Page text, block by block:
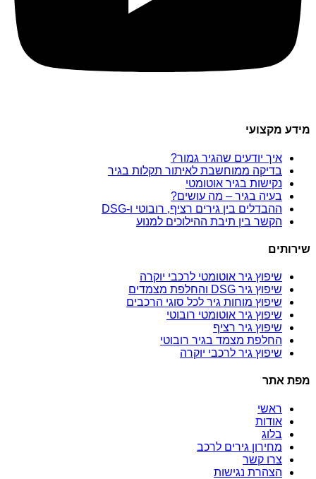
מידע מקצועי
איך יודעים שהגיר גמור?
בדיקה ממוחשבת לאיתור תקלות בגיר
נקישות בגיר אוטומטי
בעיה בגיר – מה עושים?
ההבדלים בין גירים רציף, רובוטי ו-DSG
הקשר בין תיבת ההילוכים למנוע
שירותים
שיפוץ גיר אוטומטי לרכבי יוקרה
שיפוץ גיר DSG והחלפת מצמדים
שיפוץ מוחות גיר לכל סוגי הרכבים
שיפוץ גיר אוטומטי רובוטי
שיפוץ גיר רציף
החלפת מצמד בגיר רובוטי
שיפוץ גיר לרכבי יוקרה
מפת אתר
ראשי
אודות
בלוג
מחירון גירים לרכב
צרו קשר
הצהרת נגישות